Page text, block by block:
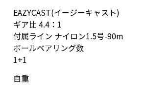
EAZYCAST(イージーキャスト)
ギア比 4.4：1
付属ライン ナイロン1.5号-90m
ボールベアリング数
1+1
自重